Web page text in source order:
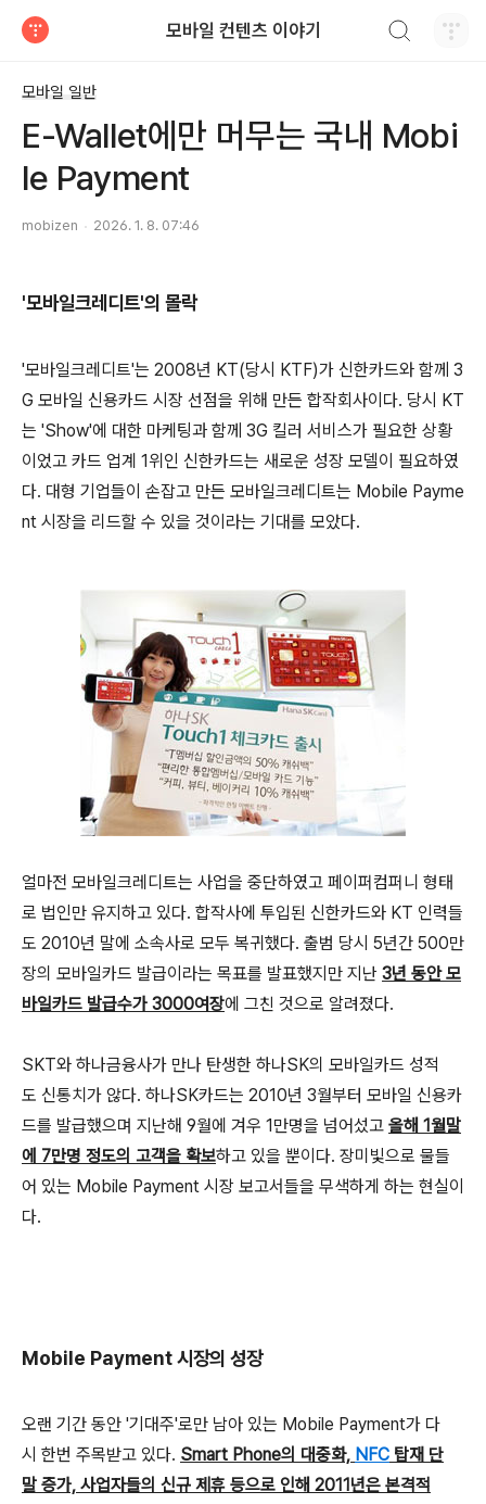
모바일 컨텐츠 이야기
모바일 일반
E-Wallet에만 머무는 국내 Mobi
le Payment
mobizen 2026. 1. 8. 07:46
'모바일크레디트'의 몰락
'모바일크레디트'는 2008년 KT(당시 KTF)가 신한카드와 함께 3
G 모바일 신용카드 시장 선점을 위해 만든 합작회사이다. 당시 KT
는 'Show'에 대한 마케팅과 함께 3G 킬러 서비스가 필요한 상황
이었고 카드 업계 1위인 신한카드는 새로운 성장 모델이 필요하였
다. 대형 기업들이 손잡고 만든 모바일크레디트는 Mobile Payme
nt 시장을 리드할 수 있을 것이라는 기대를 모았다.
얼마전 모바일크레디트는 사업을 중단하였고 페이퍼컴퍼니 형태
로 법인만 유지하고 있다. 합작사에 투입된 신한카드와 KT 인력들
도 2010년 말에 소속사로 모두 복귀했다. 출범 당시 5년간 500만
장의 모바일카드 발급이라는 목표를 발표했지만 지난 3년 동안 모
바일카드 발급수가 3000여장에 그친 것으로 알려졌다.
SKT와 하나금융사가 만나 탄생한 하나SK의 모바일카드 성적
도 신통치가 않다. 하나SK카드는 2010년 3월부터 모바일 신용카
드를 발급했으며 지난해 9월에 겨우 1만명을 넘어섰고 올해 1월말
에 7만명 정도의 고객을 확보하고 있을 뿐이다. 장미빛으로 물들
어 있는 Mobile Payment 시장 보고서들을 무색하게 하는 현실이
다.
Mobile Payment 시장의 성장
오랜 기간 동안 '기대주'로만 남아 있는 Mobile Payment가 다
시 한번 주목받고 있다. Smart Phone의 대중화, NFC 탑재 단
말 증가, 사업자들의 신규 제휴 등으로 인해 2011년은 본격적